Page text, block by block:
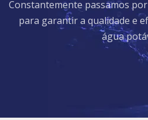
Constantemente passamos
para garantir a qualidade e
água